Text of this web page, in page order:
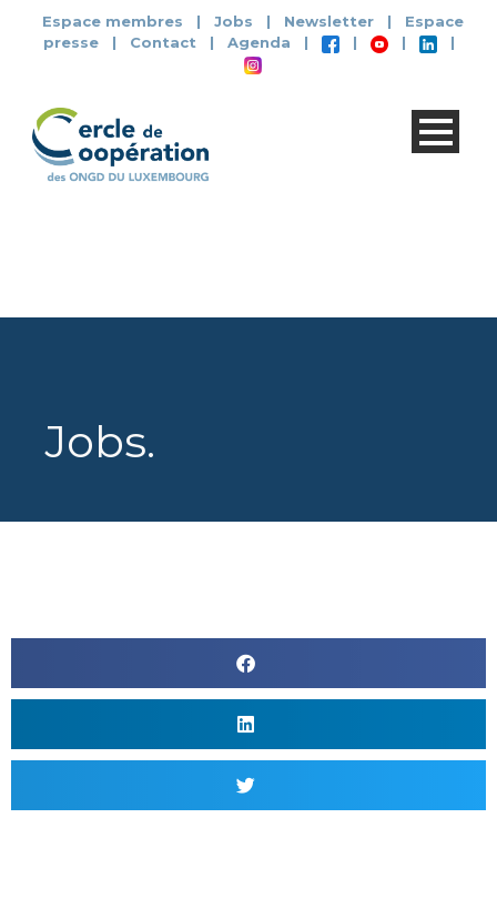
Espace membres | Jobs | Newsletter |
Espace
presse
| Contact | Agenda | | | |
Jobs.